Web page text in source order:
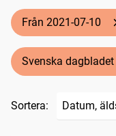
Från 2021-07-10
Svenska dagbladet
Sortera: